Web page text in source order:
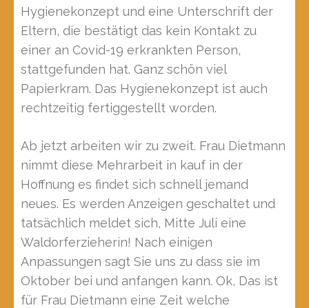
Hygienekonzept und eine Unterschrift der
Eltern, die bestätigt das kein Kontakt zu
einer an Covid-19 erkrankten Person,
stattgefunden hat. Ganz schön viel
Papierkram. Das Hygienekonzept ist auch
rechtzeitig fertiggestellt worden.
Ab jetzt arbeiten wir zu zweit. Frau Dietmann
nimmt diese Mehrarbeit in kauf in der
Hoffnung es findet sich schnell jemand
neues. Es werden Anzeigen geschaltet und
tatsächlich meldet sich, Mitte Juli eine
Waldorferzieherin! Nach einigen
Anpassungen sagt Sie uns zu dass sie im
Oktober bei und anfangen kann. Ok, Das ist
für Frau Dietmann eine Zeit welche